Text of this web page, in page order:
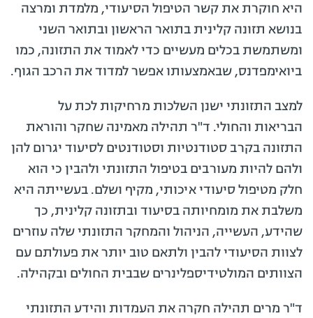
היא חוקרת את קשר הטיפול הסיעודי, מלמדת ומרצה
בנושא תזונה קלינית בתואר הראשון ובתואר השני
ומשתמשת בכלים מעשיים כדי לאמוד את התזונה, כמו
ביואימפדנס, שבאמצעותו אפשר למדוד את הרכב הגוף.
למצב התזונתי ישנן השלכות מרחיקות לכת על
הבריאות והחולי. ד"ר תהילה מאמינה שחקר והוראת
התזונה בקרב סטודנטיות וסטודנטים לסיעוד יגרום להן
ולהם להיות מעורבים בטיפול התזונתי ולהבין כי הוא
חלק מטיפול סיעודי איכותי, מקיף ושלם. בעשייתה היא
משלבת את מומחיותה בסיעוד ובתזונה קלינית, כך
שהידע, העשייה, הניהול והמחקר התזונתי שלה עוזרים
לצוות הסיעודי להבין ולתאם טוב יותר את פעולתם עם
הצוותים המולטידיספלינרים שבבית החולים ובקהילה.
ד"ר מרים תהילה חקרה את העמדות והידע התזונתי